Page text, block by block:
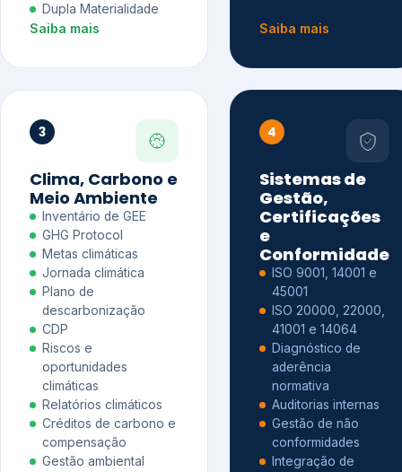
Dupla Materialidade
Saiba mais
Saiba mais
3
Clima, Carbono e
Meio Ambiente
Inventário de GEE
GHG Protocol
Metas climáticas
Jornada climática
Plano de
descarbonização
CDP
Riscos e
oportunidades
climáticas
Relatórios climáticos
Créditos de carbono e
compensação
Gestão ambiental
4
Sistemas de
Gestão,
Certificações
e
Conformidade
ISO 9001, 14001 e
45001
ISO 20000, 22000,
41001 e 14064
Diagnóstico de
aderência
normativa
Auditorias internas
Gestão de não
conformidades
Integração de